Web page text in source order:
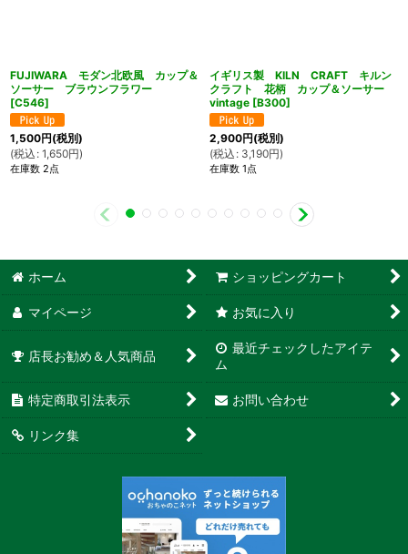
FUJIWARA モダン北欧風 カップ＆
ソーサー ブラウンフラワー
[C546]
1,500円(税別)
(税込 : 1,650円)
在庫数 2点
イギリス製 KILN CRAFT キルン
クラフト 花柄 カップ＆ソーサー
vintage [B300]
2,900円(税別)
(税込 : 3,190円)
在庫数 1点
ホーム ショッピングカート
マイページ お気に入り
店長お勧め＆人気商品
最近チェックしたアイテ
ム
特定商取引法表示 お問い合わせ
リンク集